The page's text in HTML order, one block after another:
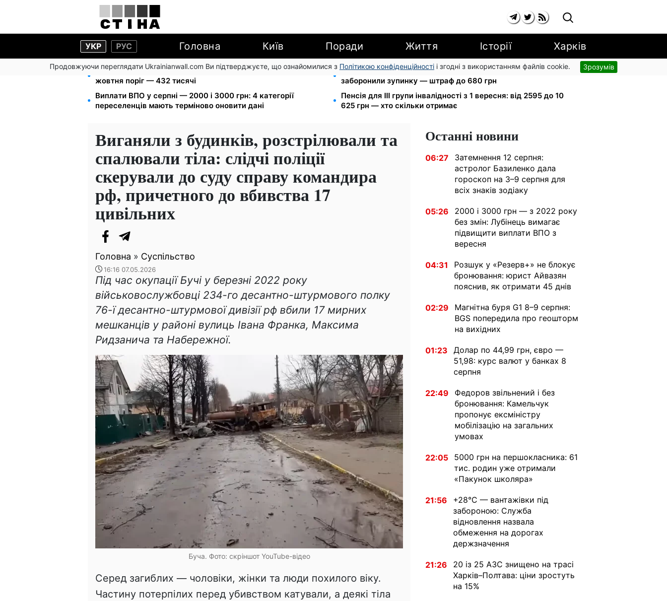
УКР РУС Головна Київ Поради Життя Історії Харків
Продовжуючи переглядати Ukrainianwall.com Ви підтверджуєте, що ознайомилися з Політикою конфіденційності і згодні з використанням файлів cookie. Зрозумів
172 940 грн захистять житло від арешту за комуналку: з
жовтня поріг — 432 тисячі
Новий знак на центральній вулиці: водіям вантажівок
заборонили зупинку — штраф до 680 грн
Виплати ВПО у серпні — 2000 і 3000 грн: 4 категорії
переселенців мають терміново оновити дані
Пенсія для III групи інвалідності з 1 вересня: від 2595 до 10
625 грн — хто скільки отримає
Виганяли з будинків, розстрілювали та
спалювали тіла: слідчі поліції
скерували до суду справу командира
рф, причетного до вбивства 17
цивільних
Головна » Суспільство
16:16 07.05.2026
Під час окупації Бучі у березні 2022 року
військовослужбовці 234-го десантно-штурмового полку
76-ї десантно-штурмової дивізії рф вбили 17 мирних
мешканців у районі вулиць Івана Франка, Максима
Ридзанича та Набережної.
Буча. Фото: скріншот YouTube-відео
Серед загиблих — чоловіки, жінки та люди похилого віку.
Частину потерпілих перед убивством катували, а деякі тіла
Останні новини
06:27
Затемнення 12 серпня:
астролог Базиленко дала
гороскоп на 3–9 серпня для
всіх знаків зодіаку
05:26
2000 і 3000 грн — з 2022 року
без змін: Лубінець вимагає
підвищити виплати ВПО з
вересня
04:31
Розшук у «Резерв+» не блокує
бронювання: юрист Айвазян
пояснив, як отримати 45 днів
02:29
Магнітна буря G1 8–9 серпня:
BGS попередила про геошторм
на вихідних
01:23
Долар по 44,99 грн, євро —
51,98: курс валют у банках 8
серпня
22:49
Федоров звільнений і без
бронювання: Камельчук
пропонує ексміністру
мобілізацію на загальних
умовах
22:05
5000 грн на першокласника: 61
тис. родин уже отримали
«Пакунок школяра»
21:56
+28°C — вантажівки під
забороною: Служба
відновлення назвала
обмеження на дорогах
держзначення
21:26
20 із 25 АЗС знищено на трасі
Харків–Полтава: ціни зростуть
на 15%